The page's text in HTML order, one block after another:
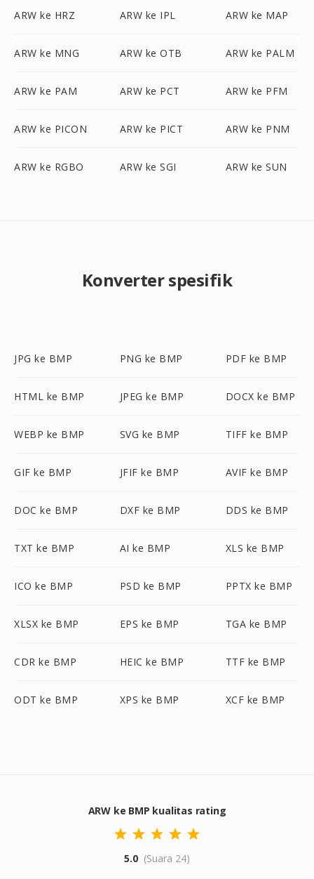
ARW ke HRZ ARW ke IPL ARW ke MAP
ARW ke MNG ARW ke OTB ARW ke PALM
ARW ke PAM ARW ke PCT ARW ke PFM
ARW ke PICON ARW ke PICT ARW ke PNM
ARW ke RGBO ARW ke SGI ARW ke SUN
Konverter spesifik
JPG ke BMP PNG ke BMP PDF ke BMP
HTML ke BMP JPEG ke BMP DOCX ke BMP
WEBP ke BMP SVG ke BMP TIFF ke BMP
GIF ke BMP JFIF ke BMP AVIF ke BMP
DOC ke BMP DXF ke BMP DDS ke BMP
TXT ke BMP AI ke BMP XLS ke BMP
ICO ke BMP PSD ke BMP PPTX ke BMP
XLSX ke BMP EPS ke BMP TGA ke BMP
CDR ke BMP HEIC ke BMP TTF ke BMP
ODT ke BMP XPS ke BMP XCF ke BMP
ARW ke BMP kualitas rating
5.0 (Suara 24)